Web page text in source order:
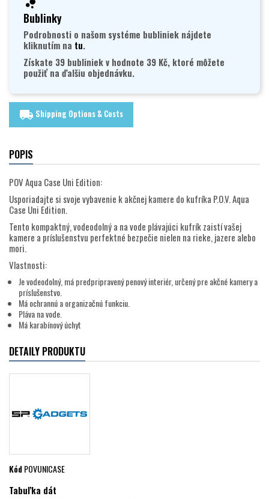
Bublinky
Podrobnosti o našom systéme bubliniek nájdete
kliknutím na tu.
Získate 39 bubliniek v hodnote 39 Kč, ktoré môžete
použiť na ďalšiu objednávku.
local_shipping Shipping Options & Costs
POPIS
POV Aqua Case Uni Edition:
Usporiadajte si svoje vybavenie k akčnej kamere do kufríka P.O.V. Aqua
Case Uni Edition.
Tento kompaktný, vodeodolný a na vode plávajúci kufrík zaistí vašej
kamere a príslušenstvu perfektné bezpečie nielen na rieke, jazere alebo
mori.
Vlastnosti:
Je vodeodolný, má predpripravený penový interiér, určený pre akčné kamery a
príslušenstvo.
Má ochrannú a organizačnú funkciu.
Pláva na vode.
Má karabínový úchyt
DETAILY PRODUKTU
KódPOVUNICASE
Tabuľka dát